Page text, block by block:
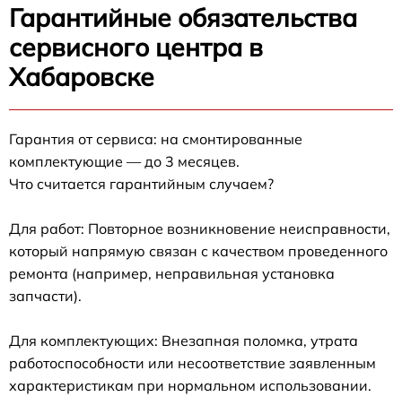
Гарантийные обязательства
сервисного центра в
Хабаровске
Гарантия от сервиса: на смонтированные
комплектующие — до 3 месяцев.
Что считается гарантийным случаем?
Для работ: Повторное возникновение неисправности,
который напрямую связан с качеством проведенного
ремонта (например, неправильная установка
запчасти).
Для комплектующих: Внезапная поломка, утрата
работоспособности или несоответствие заявленным
характеристикам при нормальном использовании.